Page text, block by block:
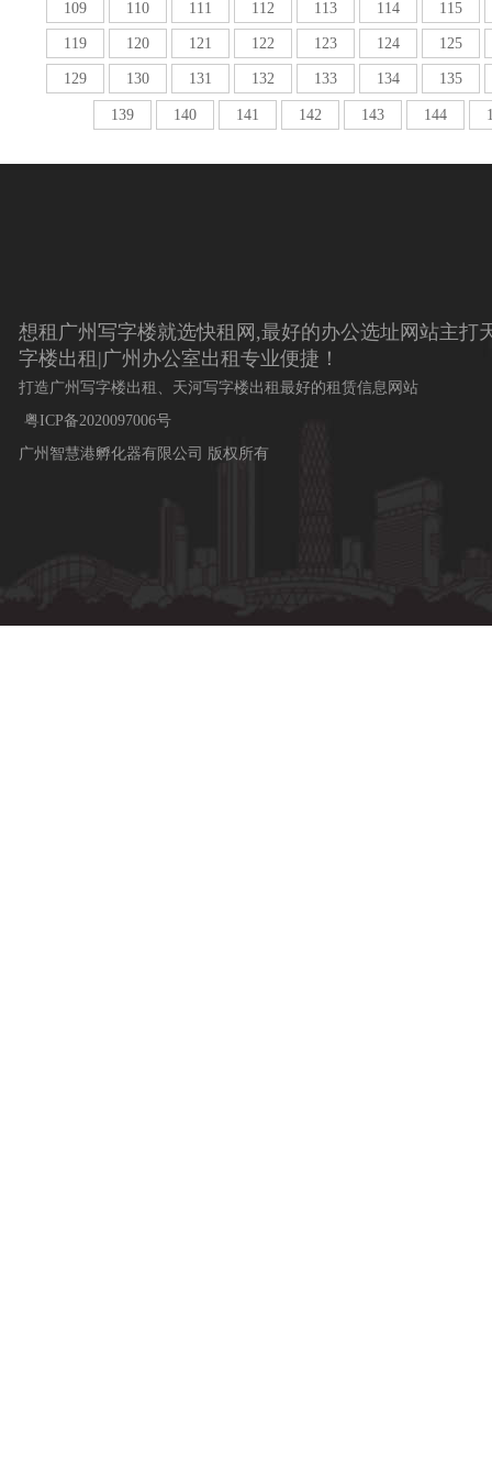
109 110 111 112 113 114 115
119 120 121 122 123 124 125
129 130 131 132 133 134 135
139 140 141 142 143 144
想租广州写字楼就选快租网,最好的办公选址网站主打
字楼出租|广州办公室出租专业便捷！
打造广州写字楼出租、天河写字楼出租最好的租赁信息网站
粤ICP备2020097006号
广州智慧港孵化器有限公司 版权所有